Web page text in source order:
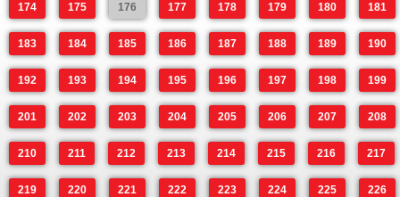
174 175 176 177 178 179 180 181
183 184 185 186 187 188 189 190
192 193 194 195 196 197 198 199
201 202 203 204 205 206 207 208
210 211 212 213 214 215 216 217
219 220 221 222 223 224 225 226